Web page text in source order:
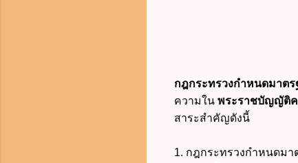
กฎกระทรวงกำหนดมาตร
ความใน พระราชบัญญัติค
สาระสำคัญดังนี้
1. กฎกระทรวงกำหนดมา